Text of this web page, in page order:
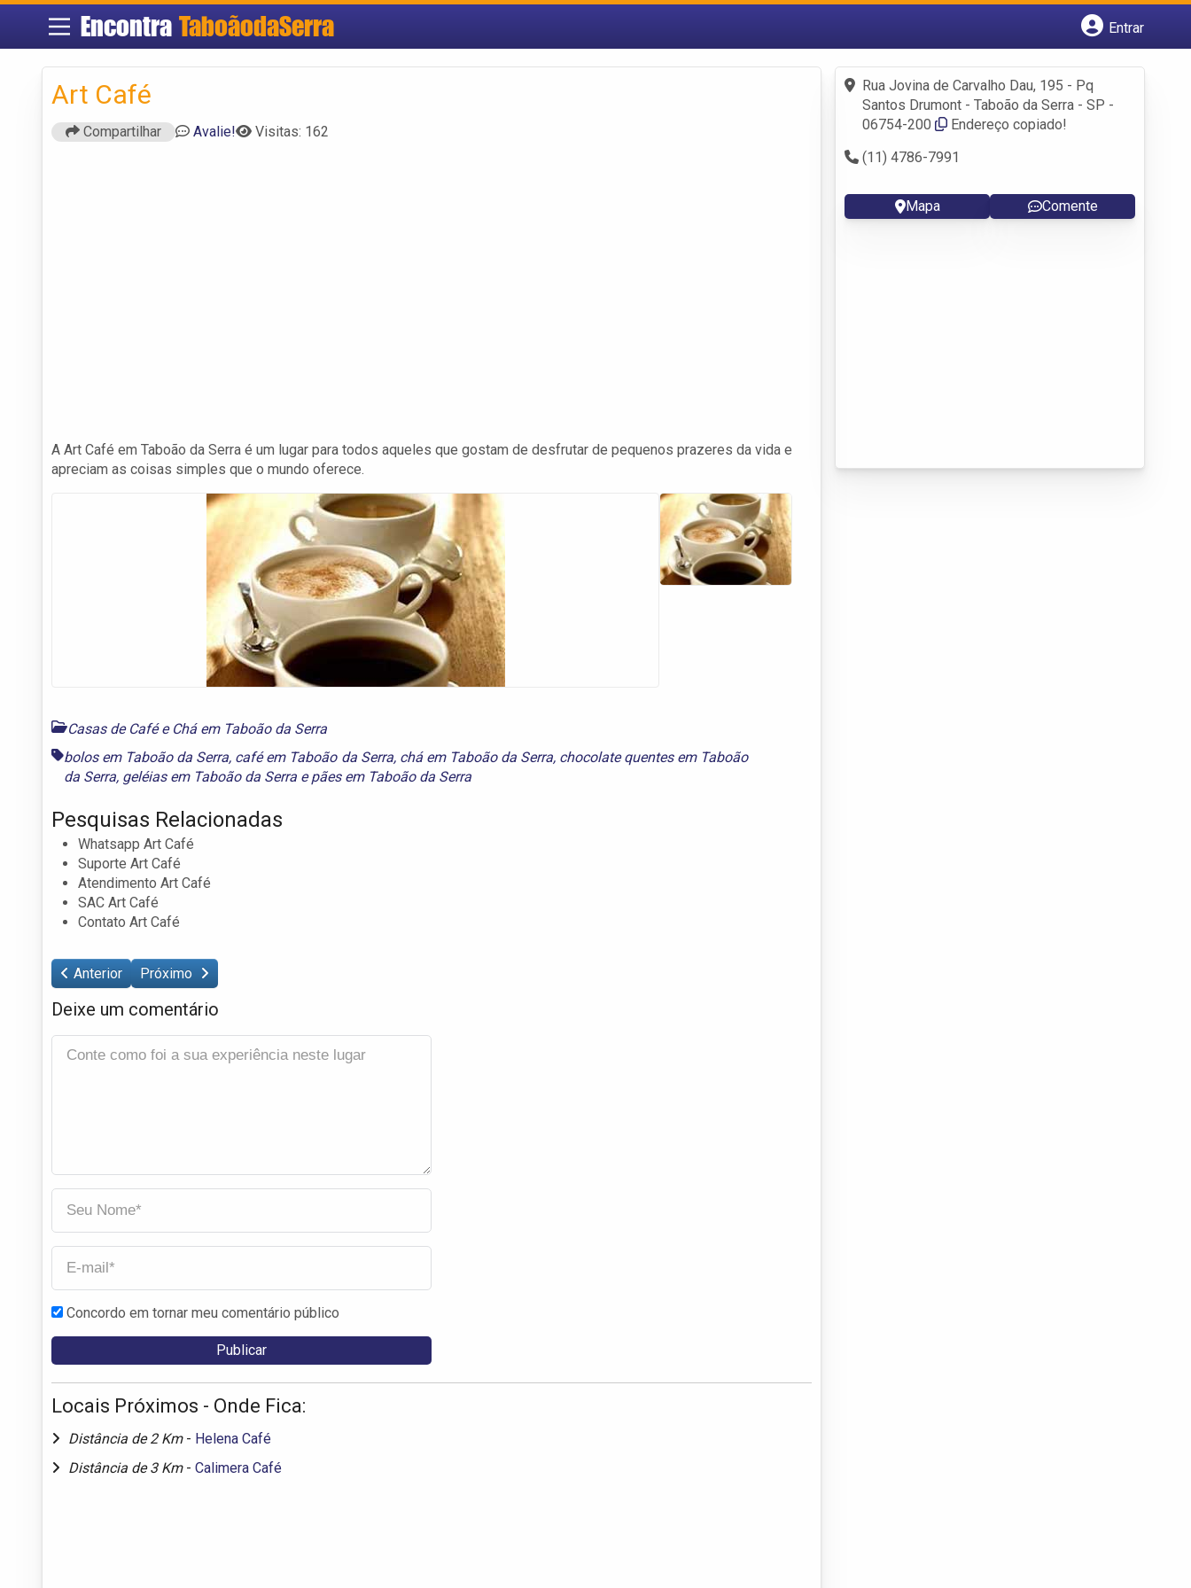
Encontra TaboãodaSerra
Entrar
Fazer login
Criar conta
Art Café
Compartilhar Avalie! Visitas: 162
A Art Café em Taboão da Serra é um lugar para todos aqueles que gostam de desfrutar de pequenos prazeres da vida e
apreciam as coisas simples que o mundo oferece.
Casas de Café e Chá em Taboão da Serra
bolos em Taboão da Serra, café em Taboão da Serra, chá em Taboão da Serra, chocolate quentes em Taboão
da Serra, geléias em Taboão da Serra epães em Taboão da Serra
Pesquisas Relacionadas
Whatsapp Art Café
Suporte Art Café
Atendimento Art Café
SAC Art Café
Contato Art Café
Anterior Próximo
Deixe um comentário
Concordo em tornar meu comentário público
Locais Próximos - Onde Fica:
Distância de 2 Km - Helena Café
Distância de 3 Km - Calimera Café
Rua Jovina de Carvalho Dau, 195 - Pq
Santos Drumont - Taboão da Serra - SP -
06754-200
Endereço copiado!
(11) 4786-7991
Mapa Comente